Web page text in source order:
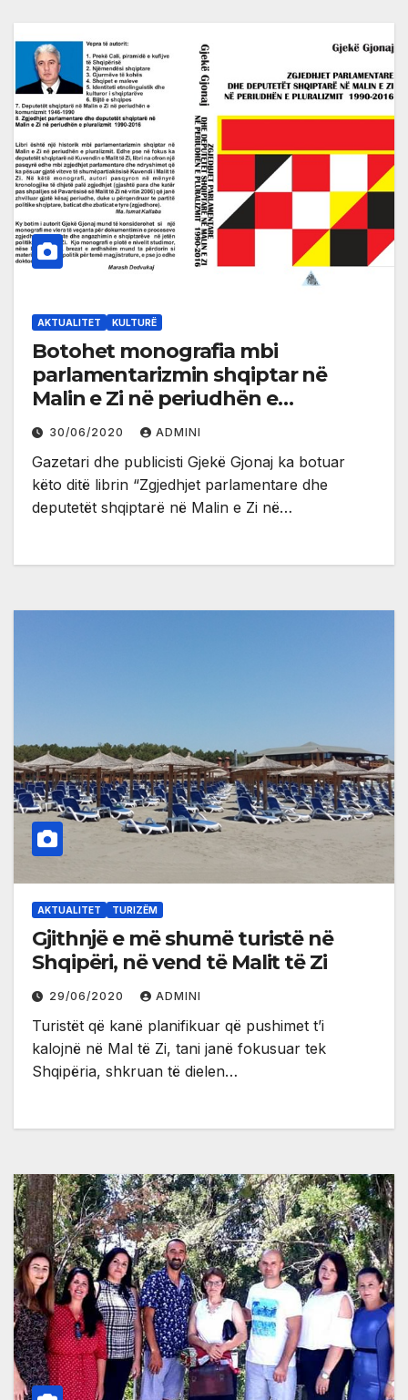
AKTUALITET KULTURË
Botohet monografia mbi
parlamentarizmin shqiptar në
Malin e Zi në periudhën e
pluralizmit
30/06/2020 ADMINI
Gazetari dhe publicisti Gjekë Gjonaj ka botuar
këto ditë librin “Zgjedhjet parlamentare dhe
deputetët shqiptarë në Malin e Zi në…
AKTUALITET TURIZËM
Gjithnjë e më shumë turistë në
Shqipëri, në vend të Malit të Zi
29/06/2020 ADMINI
Turistët që kanë planifikuar që pushimet t’i
kalojnë në Mal të Zi, tani janë fokusuar tek
Shqipëria, shkruan të dielen…